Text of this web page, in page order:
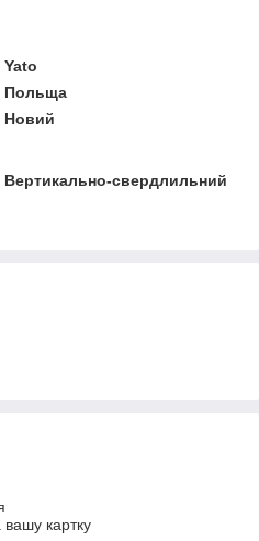
Yato
Польща
Новий
Вертикально-свердлильний
вашу картку